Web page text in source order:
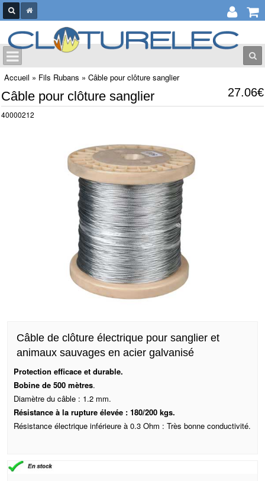
Accueil » Fils Rubans » Câble pour clôture sanglier
27.06€
Câble pour clôture sanglier
40000212
Câble de clôture électrique pour sanglier et
animaux sauvages en acier galvanisé
Protection efficace et durable.
Bobine de 500 mètres.
Diamètre du câble : 1.2 mm.
Résistance à la rupture élevée : 180/200 kgs.
Résistance électrique inférieure à 0.3 Ohm : Très bonne conductivité.